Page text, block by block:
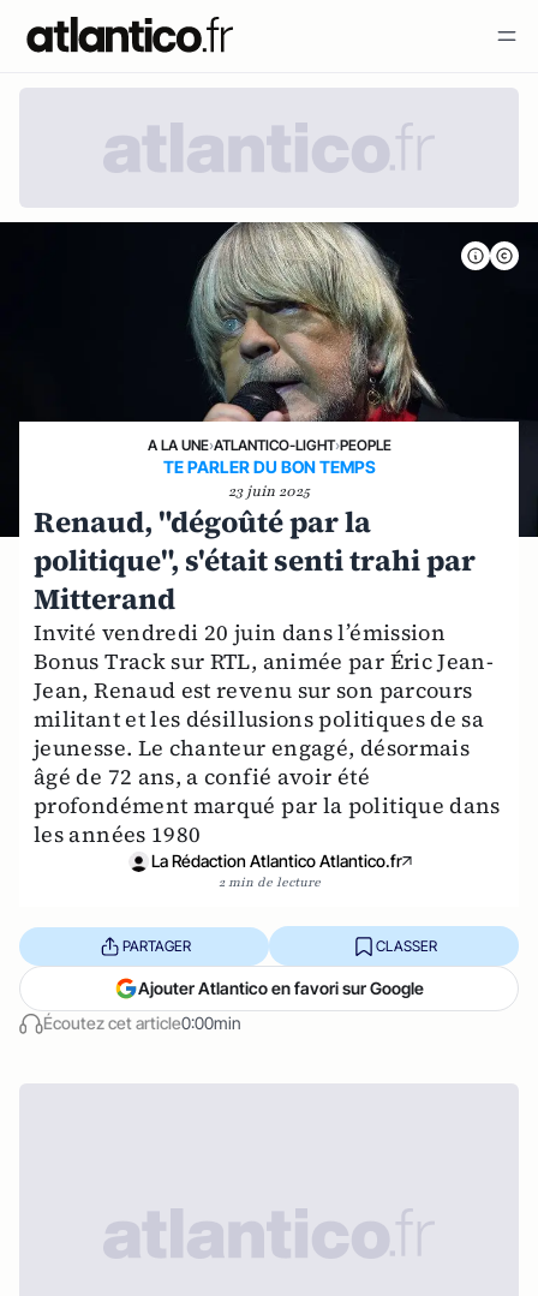
A LA UNE›ATLANTICO-LIGHT›PEOPLE
TE PARLER DU BON TEMPS
23 juin 2025
Renaud, "dégoûté par la
politique", s'était senti trahi par
Mitterand
Invité vendredi 20 juin dans l’émission
Bonus Track sur RTL, animée par Éric Jean-
Jean, Renaud est revenu sur son parcours
militant et les désillusions politiques de sa
jeunesse. Le chanteur engagé, désormais
âgé de 72 ans, a confié avoir été
profondément marqué par la politique dans
les années 1980
La Rédaction Atlantico Atlantico.fr
2 min de lecture
Écoutez cet article0:00min
PARTAGER CLASSER
Ajouter Atlantico en favori sur Google